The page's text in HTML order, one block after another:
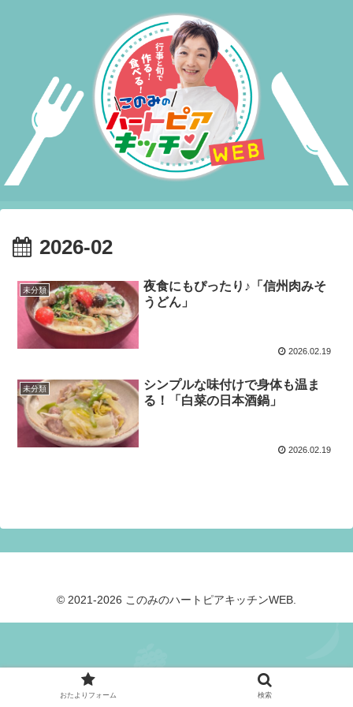
2026-02
未分類
夜食にもぴったり♪「信州肉みそ
うどん」
2026.02.19
未分類
シンプルな味付けで身体も温ま
る！「白菜の日本酒鍋」
2026.02.19
© 2021-2026 このみのハートピアキッチンWEB.
おたよりフォーム 検索